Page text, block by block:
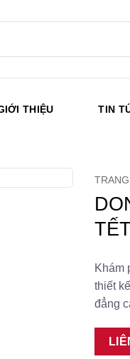
THIỆU TIN
Khám
thiết
đẳng